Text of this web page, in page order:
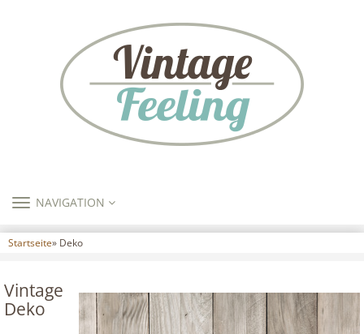
TOGGLE
NAVIGATION
Startseite» Deko
Vintage
Deko